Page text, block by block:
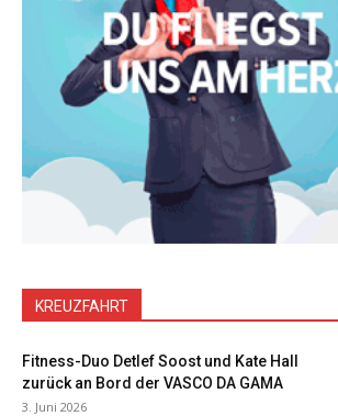
KREUZFAHRT
Fitness-Duo Detlef Soost und Kate Hall
zurück an Bord der VASCO DA GAMA
3. Juni 2026